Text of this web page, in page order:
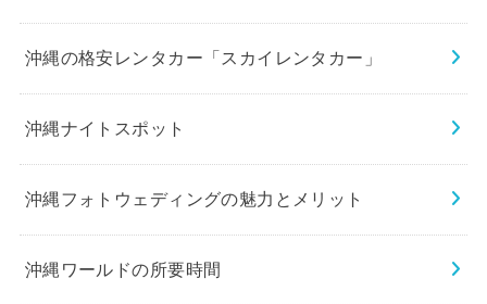
沖縄の格安レンタカー「スカイレンタカー」
沖縄ナイトスポット
沖縄フォトウェディングの魅力とメリット
沖縄ワールドの所要時間